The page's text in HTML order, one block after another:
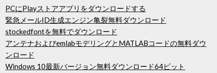
PCにPlayストアアプリをダウンロードする
緊急メールID生成エンジン亀裂無料ダウンロード
stockedfontを無料でダウンロード
アンテナおよびemlabモデリングとMATLABコードの無料ダウ
ンロード
Windows 10最新バージョン無料ダウンロード64ビット